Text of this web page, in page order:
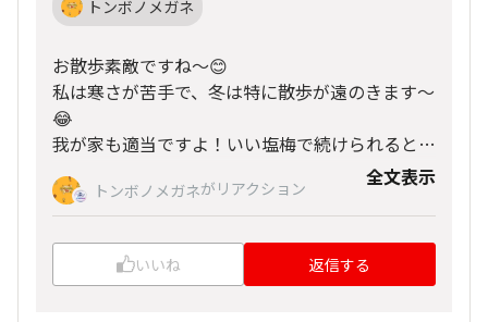
トンボノメガネ
お散歩素敵ですね〜😊
私は寒さが苦手で、冬は特に散歩が遠のきます〜
😂
我が家も適当ですよ！いい塩梅で続けられるとい
いですよね☺️🙌
トンボノメガネがリアクション 全文表示
いいね 返信する